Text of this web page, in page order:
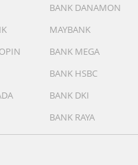
tracking data
BANK DANAMON
MAYBANK
BANK MEGA
BANK HSBC
BANK DKI
BANK RAYA